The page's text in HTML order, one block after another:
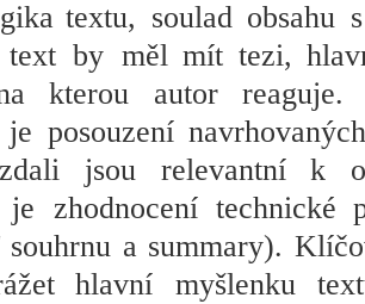
textu, soulad obsahu s
text by měl mít tezi,
kterou autor reaguje.
je posouzení
jsou relevantní
k
je zhodnocení technické
souhrnu a summary).
hlavní myšlenku